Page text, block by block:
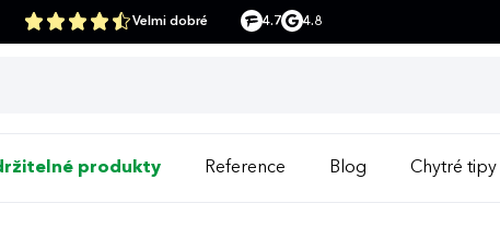
Velmi dobré 4.7 4.8
produkty Reference Blog Chytré tipy